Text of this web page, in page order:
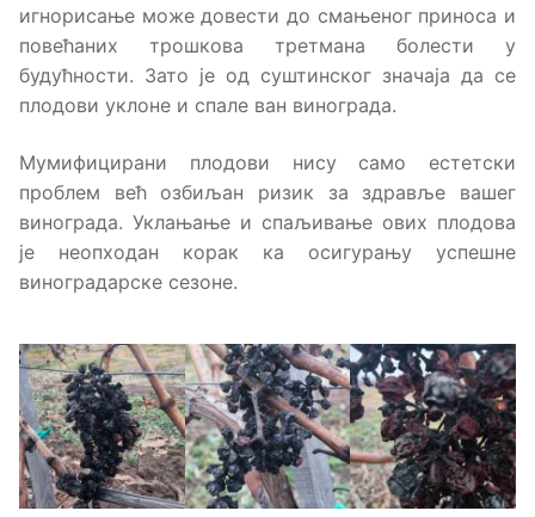
игнорисање може довести до смањеног приноса и
повећаних трошкова третмана болести у
будућности. Зато је од суштинског значаја да се
плодови уклоне и спале ван винограда.
Мумифицирани плодови нису само естетски
проблем већ озбиљан ризик за здравље вашег
винограда. Уклањање и спаљивање ових плодова
је неопходан корак ка осигурању успешне
виноградарске сезоне.